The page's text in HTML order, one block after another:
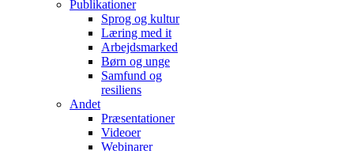
Publikationer
Sprog og kultur
Læring med it
Arbejdsmarked
Børn og unge
Samfund og
resiliens
Andet
Præsentationer
Videoer
Webinarer